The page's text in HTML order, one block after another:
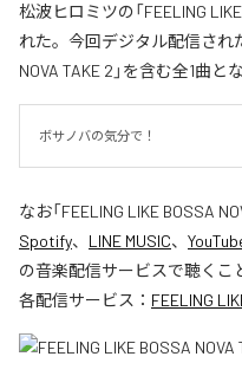
松波ヒロミツの「FEELING
れた。今回デジタル配信され
NOVA TAKE 2」を含む全1曲と
ボサノバの気分で！
なお「FEELING LIKE BOSSA
Spotify、 LINE MUSIC、
の音楽配信サービスで聴くこ
各配信サービス： FEELING